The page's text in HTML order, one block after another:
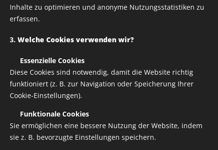
Inhalte zu optimieren und anonyme Nutzungsstatistiken zu
erfassen.
3. Welche Cookies verwenden wir?
Essenzielle Cookies
Diese Cookies sind notwendig, damit die Website richtig
funktioniert (z. B. zur Navigation oder Speicherung Ihrer
Cookie-Einstellungen).
Funktionale Cookies
Sie ermöglichen eine bessere Nutzung der Website, indem
sie z. B. bevorzugte Einstellungen speichern.